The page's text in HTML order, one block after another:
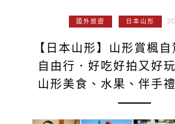
國外旅遊 日本山形
【日本山形】山形賞楓
自由行．好吃好拍又好
山形美食、水果、伴手